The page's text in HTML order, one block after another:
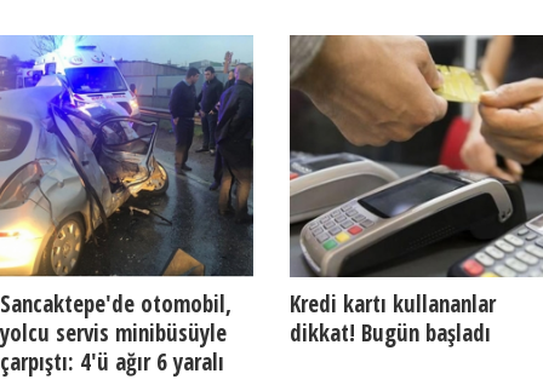
Sancaktepe'de otomobil,
yolcu servis minibüsüyle
çarpıştı: 4'ü ağır 6 yaralı
Kredi kartı kullananlar
dikkat! Bugün başladı